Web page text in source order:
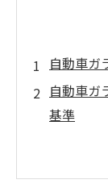
自動車ガ
自動車ガ
基準
料金体